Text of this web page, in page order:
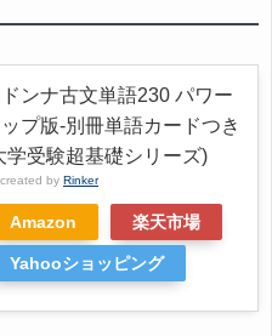
ンナ古文単語230 パワー
プ版-別冊単語カードつき
学受験超基礎シリーズ)
created by Rinker
Amazon 楽天市場
Yahooショッピング